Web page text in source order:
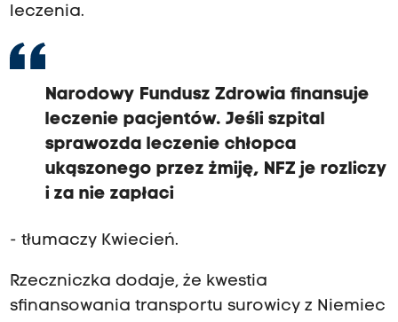
leczenia.
Narodowy Fundusz Zdrowia finansuje
leczenie pacjentów. Jeśli szpital
sprawozda leczenie chłopca
ukąszonego przez żmiję, NFZ je rozliczy
i za nie zapłaci
- tłumaczy Kwiecień.
Rzeczniczka dodaje, że kwestia
sfinansowania transportu surowicy z Niemiec